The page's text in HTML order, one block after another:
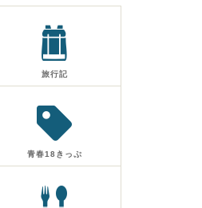
旅行記
青春18きっぷ